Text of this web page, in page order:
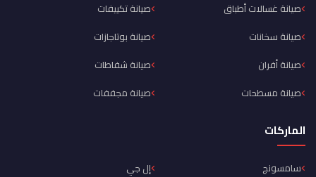
صيانة غسالات أطباق
صيانة تكييفات
صيانة سخانات
صيانة بوتاجازات
صيانة أفران
صيانة شفاطات
صيانة مسطحات
صيانة مجففات
الماركات
سامسونج
إل جي